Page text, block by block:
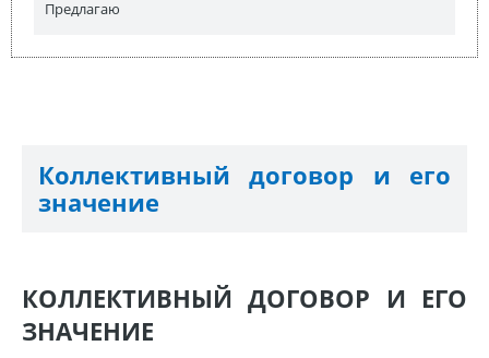
Предлагаю
Коллективный договор и его
значение
КОЛЛЕКТИВНЫЙ ДОГОВОР И ЕГО
ЗНАЧЕНИЕ